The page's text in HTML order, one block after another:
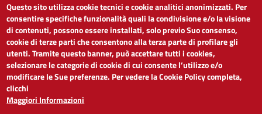
LINK UTILI
Dichiarazione di accessibilità
Obiettivi di accessibilità
Segnalaci problemi di accessibilità
Note legali
Privacy
Accesso riservato
Questo sito utilizza cookie tecnici e cookie analitici anonimizzati. Per
consentire specifiche funzionalità quali la condivisione e/o la visione
di contenuti, possono essere installati, solo previo Suo consenso,
cookie di terze parti che consentono alla terza parte di profilare gli
utenti. Tramite questo banner, può accettare tutti i cookies,
selezionare le categorie di cookie di cui consente l’utilizzo e/o
modificare le Sue preferenze. Per vedere la Cookie Policy completa,
clicchi
Maggiori Informazioni